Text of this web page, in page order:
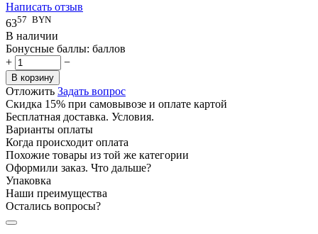
Написать отзыв
6357 BYN
В наличии
Бонусные баллы: баллов
+
−
В корзину
Отложить Задать вопрос
Скидка 15% при самовывозе и оплате картой
Бесплатная доставка. Условия.
Варианты оплаты
Когда происходит оплата
Похожие товары из той же категории
Оформили заказ. Что дальше?
Упаковка
Наши преимущества
Остались вопросы?